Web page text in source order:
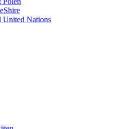
United Nations